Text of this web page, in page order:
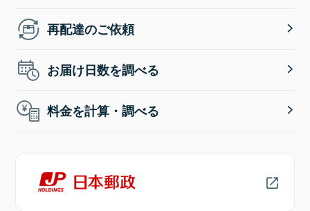
再配達のご依頼
お届け日数を調べる
料金を計算・調べる